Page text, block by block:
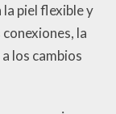
piel flexible y
la
los cambios